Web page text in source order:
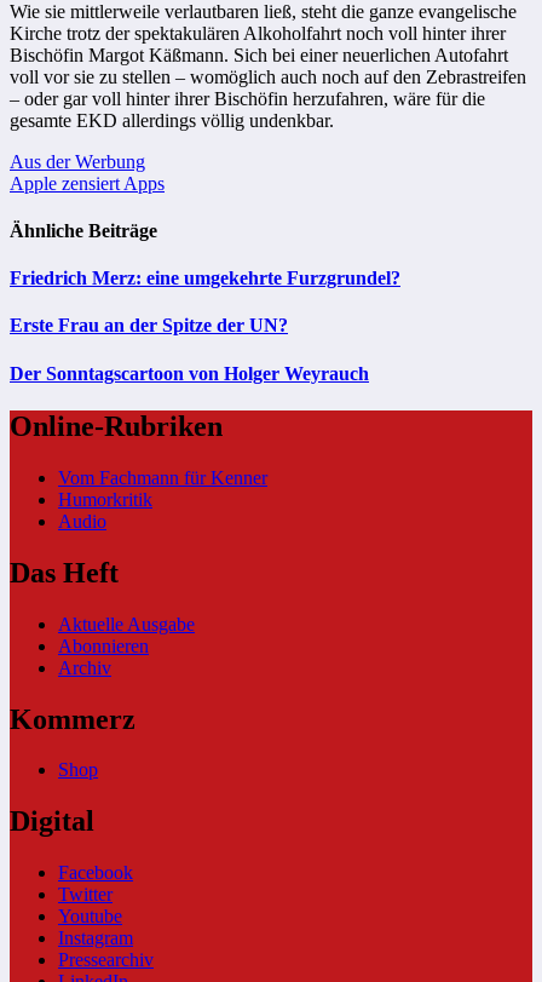
Wie sie mittlerweile verlautbaren ließ, steht die ganze evangelische
Kirche trotz der spektakulären Alkoholfahrt noch voll hinter ihrer
Bischöfin Margot Käßmann. Sich bei einer neuerlichen Autofahrt
voll vor sie zu stellen – womöglich auch noch auf den Zebrastreifen
– oder gar voll hinter ihrer Bischöfin herzufahren, wäre für die
gesamte EKD allerdings völlig undenkbar.
Beitragsnavigation
Aus der Werbung
Apple zensiert Apps
Ähnliche Beiträge
Friedrich Merz: eine umgekehrte Furzgrundel?
Erste Frau an der Spitze der UN?
Der Sonntagscartoon von Holger Weyrauch
Online-Rubriken
Vom Fachmann für Kenner
Humorkritik
Audio
Das Heft
Aktuelle Ausgabe
Abonnieren
Archiv
Kommerz
Shop
Digital
Facebook
Twitter
Youtube
Instagram
Pressearchiv